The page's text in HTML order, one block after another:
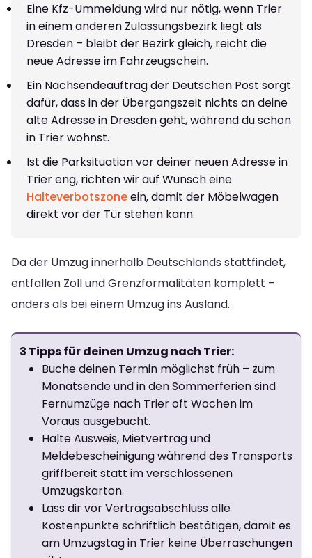
Eine Kfz-Ummeldung wird nur nötig, wenn Trier
in einem anderen Zulassungsbezirk liegt als
Dresden – bleibt der Bezirk gleich, reicht die
neue Adresse im Fahrzeugschein.
Ein Nachsendeauftrag der Deutschen Post sorgt
dafür, dass in der Übergangszeit nichts an deine
alte Adresse in Dresden geht, während du schon
in Trier wohnst.
Ist die Parksituation vor deiner neuen Adresse in
Trier eng, richten wir auf Wunsch eine
Halteverbotszoneein, damit der Möbelwagen
direkt vor der Tür stehen kann.
Da der Umzug innerhalb Deutschlands stattfindet,
entfallen Zoll und Grenzformalitäten komplett –
anders als bei einem Umzug ins Ausland.
3 Tipps für deinen Umzug nach Trier:
Buche deinen Termin möglichst früh – zum
Monatsende und in den Sommerferien sind
Fernumzüge nach Trier oft Wochen im
Voraus ausgebucht.
Halte Ausweis, Mietvertrag und
Meldebescheinigung während des Transports
griffbereit statt im verschlossenen
Umzugskarton.
Lass dir vor Vertragsabschluss alle
Kostenpunkte schriftlich bestätigen, damit es
am Umzugstag in Trier keine Überraschungen